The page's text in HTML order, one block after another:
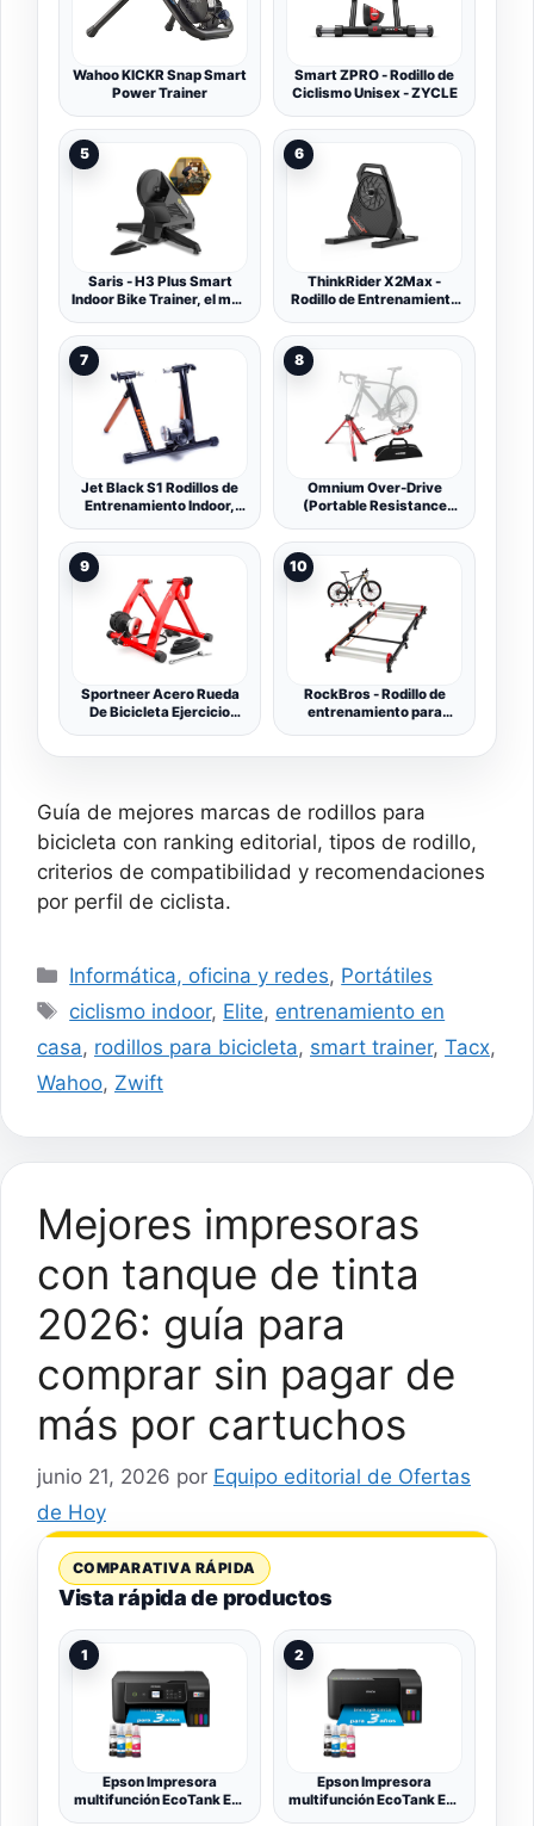
Wahoo KICKR Snap Smart
Power Trainer
Smart ZPRO - Rodillo de
Ciclismo Unisex - ZYCLE
5
Saris - H3 Plus Smart
Indoor Bike Trainer, el más
tiempos con 59 dB,
compatible con líneas de
transmisión de 12
velocidades, incluye una
suscripción virtual a la
aplicación de
6
ThinkRider X2Max -
Rodillo de Entrenamiento
diseño portátil silencioso,
Compatible con Ant + y
7
Jet Black S1 Rodillos de
Entrenamiento Indoor,
8
Omnium Over-Drive
(Portable Resistance
9
Sportneer Acero Rueda
De Bicicleta Ejercicio
10
RockBros - Rodillo de
entrenamiento para
Guía de mejores marcas de rodillos para
bicicleta con ranking editorial, tipos de rodillo,
criterios de compatibilidad y recomendaciones
por perfil de ciclista.
Categorías
Informática, oficina y redes, Portátiles
Etiquetas
ciclismo indoor, Elite, entrenamiento en
casa, rodillos para bicicleta, smart trainer, Tacx,
Wahoo, Zwift
Mejores impresoras
con tanque de tinta
2026: guía para
comprar sin pagar de
más por cartuchos
junio 21, 2026 por Equipo editorial de Ofertas
de Hoy
COMPARATIVA RÁPIDA
Vista rápida de productos
1
Epson Impresora
multifunción EcoTank ET-
2
Epson Impresora
multifunción EcoTank ET-